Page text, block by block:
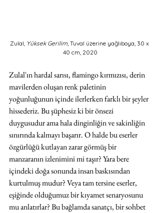
Zulal, Yüksek Gerilim, Tuval üzerine yağlıboya, 30 x
40 cm, 2020
Zulal'ın hardal sarısı, flamingo kırmızısı, derin
mavilerden oluşan renk paletinin
yoğunluğunun içinde ilerlerken farklı bir şeyler
hissederiz. Bu şüphesiz ki bir önsezi
duygusudur ama hala dinginliğin ve sakinliğin
sınırında kalmayı başarır. O halde bu eserler
özgürlüğü kutlayan zarar görmüş bir
manzaranın izlenimini mi taşır? Yara bere
içindeki doğa sonunda insan baskısından
kurtulmuş mudur? Veya tam tersine eserler,
eşiğinde olduğumuz bir kıyamet senaryosunu
mu anlatırlar? Bu bağlamda sanatçı, bir sohbet